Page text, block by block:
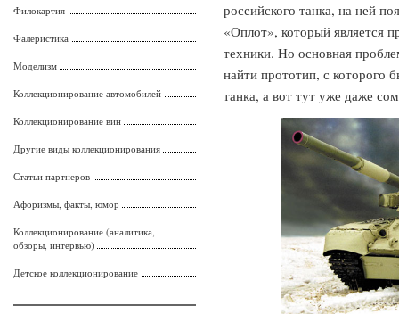
российского танка, на ней
«Оплот», который является
техники. Но основная
найти прототип, с которого
танка, а вот тут уже даже
Филокартия
Фалеристика
Моделизм
Коллекционирование автомобилей
Коллекционирование вин
Другие виды коллекционирования
Статьи партнеров
Афоризмы, факты, юмор
Коллекционирование (аналитика,
обзоры, интервью)
Детское коллекционирование